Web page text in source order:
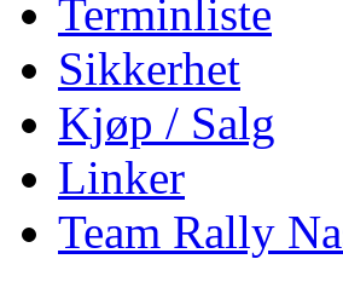
Terminliste
Sikkerhet
Kjøp / Salg
Linker
Team Rally